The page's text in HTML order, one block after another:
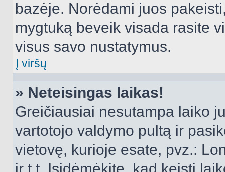
bazėje. Norėdami juos
mygtuką beveik visada rasite
visus savo nustatymus.
Į viršų
» Neteisingas laikas!
Greičiausiai nesutampa laiko
vartotojo valdymo pultą ir
vietovę, kurioje esate, pvz.: